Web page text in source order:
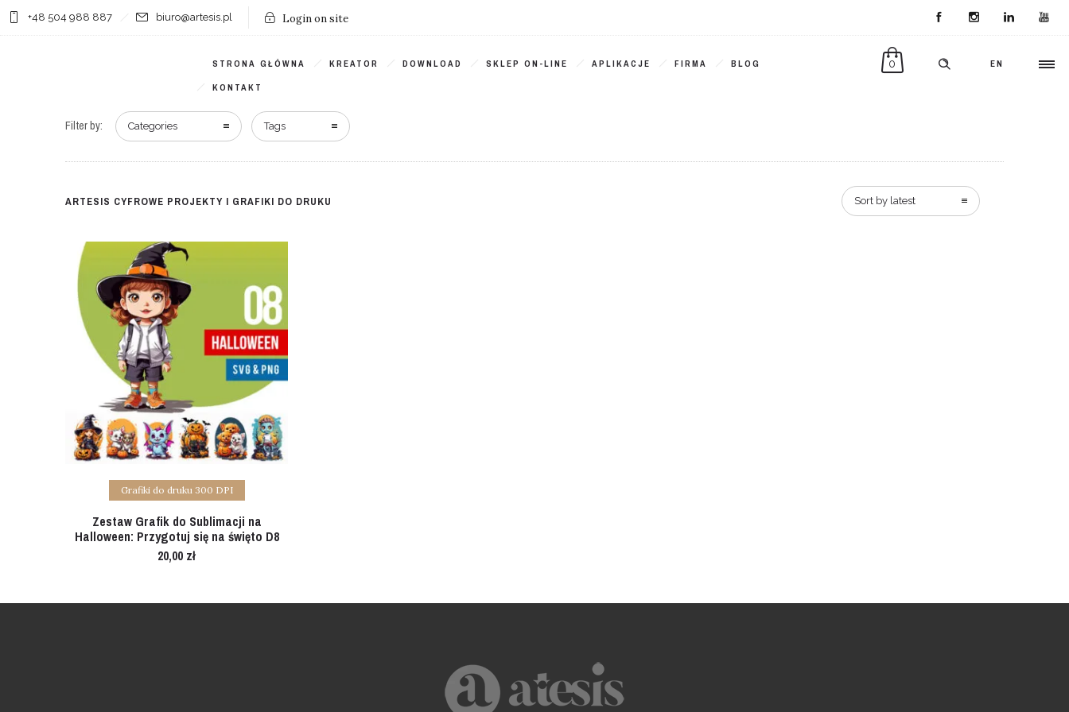
+48 504 988 887 biuro@artesis.pl Login on site
EN
0
STRONA GŁÓWNA KREATOR DOWNLOAD SKLEP ON-LINE APLIKACJE FIRMA BLOG
KONTAKT
Filter by: Categories Tags
ARTESIS CYFROWE PROJEKTY I GRAFIKI DO DRUKU Sort by latest
Add to cart
Grafiki do druku 300 DPI
Zestaw Grafik do Sublimacji na
Halloween: Przygotuj się na święto D8
20,00 zł